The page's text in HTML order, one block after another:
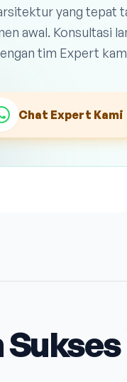
yang tepat
awal. Konsultasi
tim Expert
Chat Expert Kami